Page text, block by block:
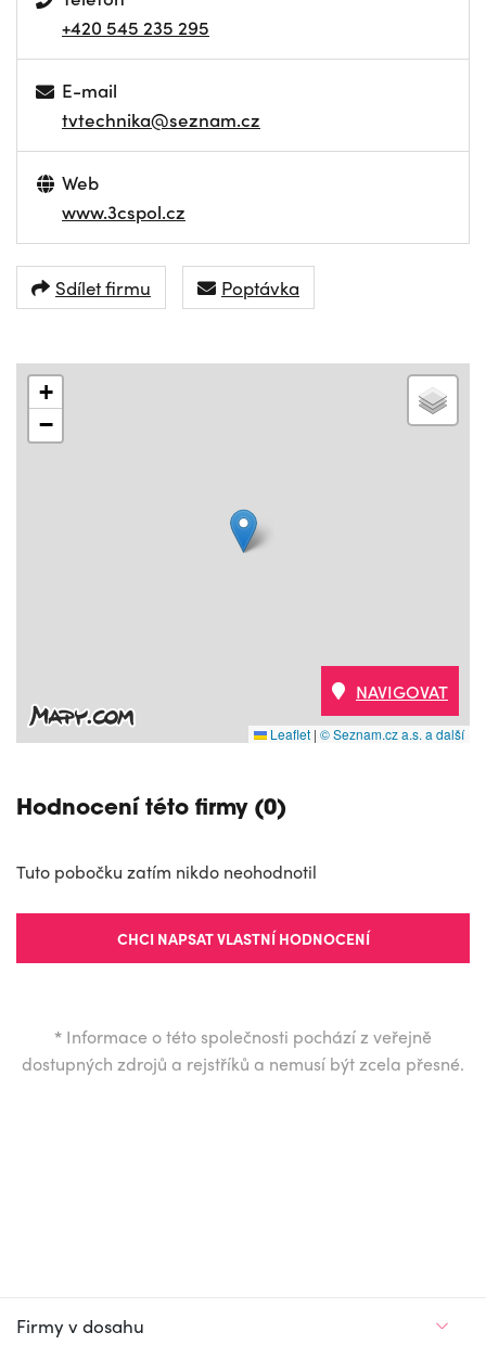
+420 545 235 295
E-mail
tvtechnika@seznam.cz
Web
www.3cspol.cz
Sdílet firmu Poptávka
+
−
Leaflet | © Seznam.cz a.s. a další
NAVIGOVAT
Hodnocení této firmy (0)
Tuto pobočku zatím nikdo neohodnotil
CHCI NAPSAT VLASTNÍ HODNOCENÍ
* Informace o této společnosti pochází z veřejně
dostupných zdrojů a rejstříků a nemusí být zcela přesné.
Firmy v dosahu